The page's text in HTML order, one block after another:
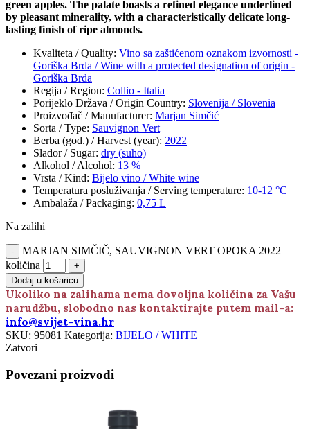
green apples. The palate boasts a refined elegance underlined
by pleasant minerality, with a characteristically delicate long-
lasting finish of ripe almonds.
Kvaliteta / Quality: Vino sa zaštićenom oznakom izvornosti -
Goriška Brda / Wine with a protected designation of origin -
Goriška Brda
Regija / Region: Collio - Italia
Porijeklo Država / Origin Country: Slovenija / Slovenia
Proizvođač / Manufacturer: Marjan Simčić
Sorta / Type: Sauvignon Vert
Berba (god.) / Harvest (year): 2022
Slador / Sugar: dry (suho)
Alkohol / Alcohol: 13 %
Vrsta / Kind: Bijelo vino / White wine
Temperatura posluživanja / Serving temperature: 10-12 °C
Ambalaža / Packaging: 0,75 L
Na zalihi
MARJAN SIMČIČ, SAUVIGNON VERT OPOKA 2022
količina
Dodaj u košaricu
Ukoliko na zalihama nema dovoljna količina za Vašu
narudžbu, slobodno nas kontaktirajte putem mail-a:
info@svijet-vina.hr
SKU: 95081 Kategorija: BIJELO / WHITE
Zatvori
Povezani proizvodi